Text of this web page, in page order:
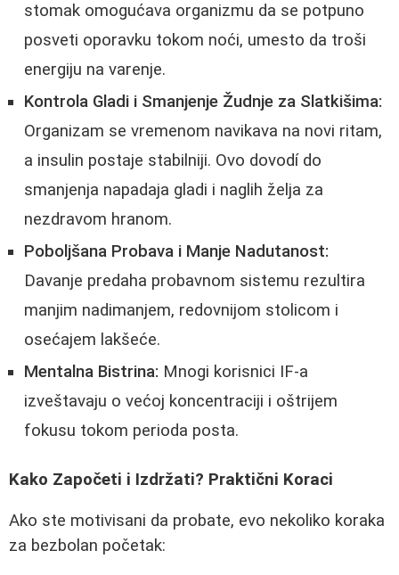
stomak omogućava organizmu da se potpuno
posveti oporavku tokom noći, umesto da troši
energiju na varenje.
Kontrola Gladi i Smanjenje Žudnje za Slatkišima:
Organizam se vremenom navikava na novi ritam,
a insulin postaje stabilniji. Ovo dovodí do
smanjenja napadaja gladi i naglih želja za
nezdravom hranom.
Poboljšana Probava i Manje Nadutanost:
Davanje predaha probavnom sistemu rezultira
manjim nadimanjem, redovnijom stolicom i
osećajem lakšeće.
Mentalna Bistrina: Mnogi korisnici IF-a
izveštavaju o većoj koncentraciji i oštrijem
fokusu tokom perioda posta.
Kako Započeti i Izdržati? Praktični Koraci
Ako ste motivisani da probate, evo nekoliko koraka
za bezbolan početak: